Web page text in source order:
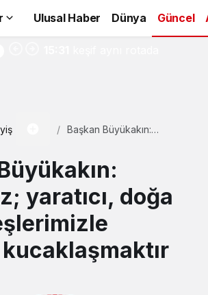
Ulusal Haber Dünya Güncel
Macera, doğa ve
Başkan Büyükakın:
kucaklaşmaktır
yaratıcı, doğa